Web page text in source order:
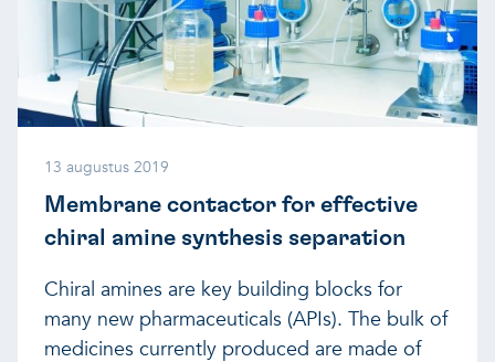
13 augustus 2019
Membrane contactor for effective
chiral amine synthesis separation
Chiral amines are key building blocks for
many new pharmaceuticals (APIs). The bulk of
medicines currently produced are made of